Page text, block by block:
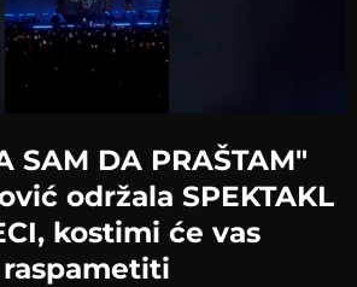
SAM DA PRAŠTAM"
održala SPEKTAKL
kostimi će vas
raspametiti